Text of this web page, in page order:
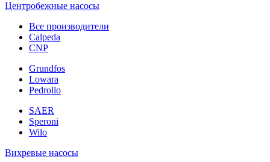
Центробежные насосы
Все производители
Calpeda
CNP
Grundfos
Lowara
Pedrollo
SAER
Speroni
Wilo
Вихревые насосы